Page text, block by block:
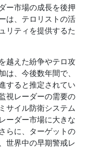
ー市場の成長を後押
は、テロリストの活
リティを提供するた
越えた紛争やテロ攻
、今後数年間で、
すると推定されてい
視レーダーの需要の
サイル防衛システム
ーダー市場に大きな
らに、ターゲットの
世界中の早期警戒レ